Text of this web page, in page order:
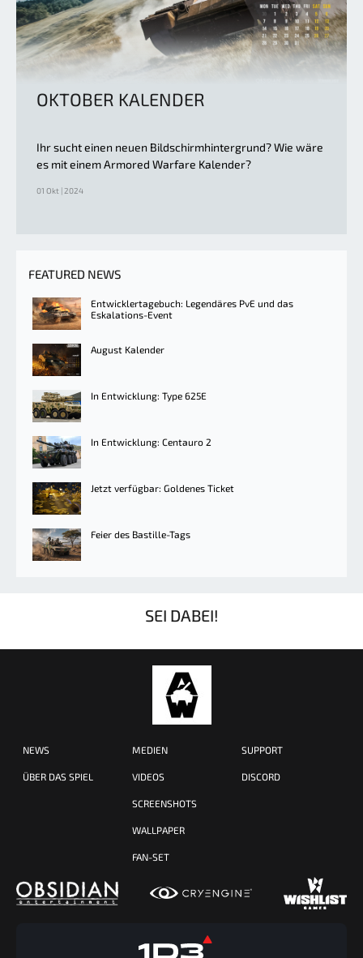
OKTOBER KALENDER
Ihr sucht einen neuen Bildschirmhintergrund? Wie wäre
es mit einem Armored Warfare Kalender?
01 Okt | 2024
FEATURED NEWS
Entwicklertagebuch: Legendäres PvE und das
Eskalations-Event
August Kalender
In Entwicklung: Type 625E
In Entwicklung: Centauro 2
Jetzt verfügbar: Goldenes Ticket
Feier des Bastille-Tags
SEI DABEI!
NEWS
ÜBER DAS SPIEL
MEDIEN
VIDEOS
SCREENSHOTS
WALLPAPER
FAN-SET
SUPPORT
DISCORD